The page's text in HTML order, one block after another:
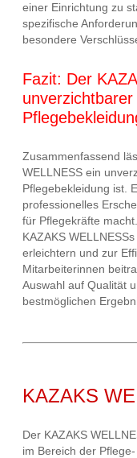
einer Einrichtung zu
spezifische
besondere
Fazit: Der
Zusammenfassend
WELLNESS ein
Pflegebekleidung ist.
professionelles
für Pflegekräfte
KAZAKS
erleichtern und zur
Mitarbeiterinnen
Auswahl auf Qualität
bestmöglichen
KAZAKS
Der KAZAKS
im Bereich der